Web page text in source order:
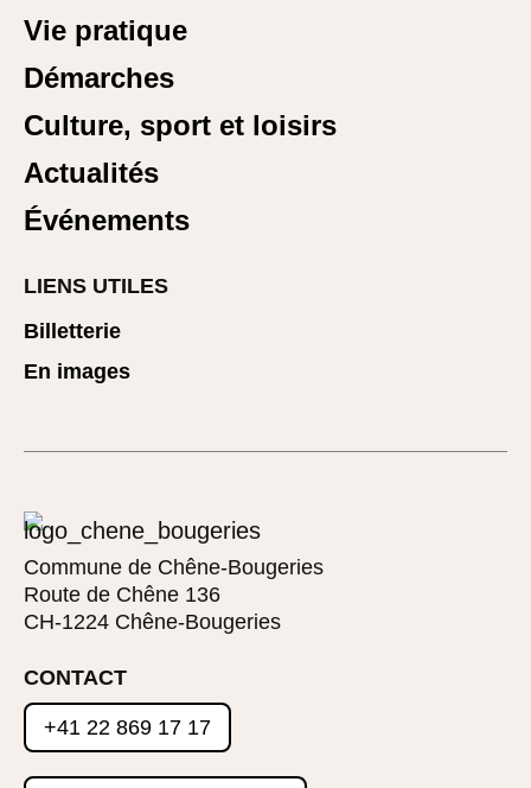
Vie pratique
Démarches
Culture, sport et loisirs
Actualités
Événements
LIENS UTILES
Billetterie
En images
Commune de Chêne-Bougeries
Route de Chêne 136
CH-1224 Chêne-Bougeries
CONTACT
+41 22 869 17 17